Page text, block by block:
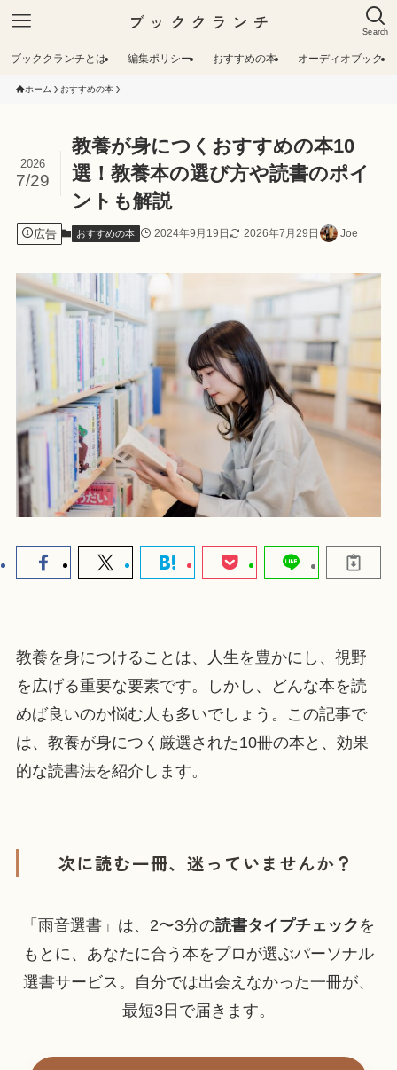
ブッククランチ Search
ブッククランチとは 編集ポリシー おすすめの本 オーディオブック
ホーム おすすめの本
教養が身につくおすすめの本10
選！教養本の選び方や読書のポイ
ントも解説
2026
7/29
広告 おすすめの本 2024年9月19日 2026年7月29日 Joe
教養を身につけることは、人生を豊かにし、視野
を広げる重要な要素です。しかし、どんな本を読
めば良いのか悩む人も多いでしょう。この記事で
は、教養が身につく厳選された10冊の本と、効果
的な読書法を紹介します。
次に読む一冊、迷っていませんか？
「雨音選書」は、2〜3分の読書タイプチェック を
もとに、あなたに合う本をプロが選ぶパーソナル
選書サービス。自分では出会えなかった一冊が、
最短3日で届きます。